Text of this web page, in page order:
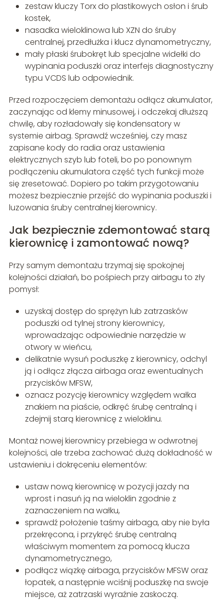
zestaw kluczy Torx do plastikowych osłon i śrub
kostek,
nasadka wieloklinowa lub XZN do śruby
centralnej, przedłużka i klucz dynamometryczny,
mały płaski śrubokręt lub specjalne widełki do
wypinania poduszki oraz interfejs diagnostyczny
typu VCDS lub odpowiednik.
Przed rozpoczęciem demontażu odłącz akumulator,
zaczynając od klemy minusowej, i odczekaj dłuższą
chwilę, aby rozładowały się kondensatory w
systemie airbag. Sprawdź wcześniej, czy masz
zapisane kody do radia oraz ustawienia
elektrycznych szyb lub foteli, bo po ponownym
podłączeniu akumulatora część tych funkcji może
się zresetować. Dopiero po takim przygotowaniu
możesz bezpiecznie przejść do wypinania poduszki i
luzowania śruby centralnej kierownicy.
Jak bezpiecznie zdemontować starą
kierownicę i zamontować nową?
Przy samym demontażu trzymaj się spokojnej
kolejności działań, bo pośpiech przy airbagu to zły
pomysł:
uzyskaj dostęp do sprężyn lub zatrzasków
poduszki od tylnej strony kierownicy,
wprowadzając odpowiednie narzędzie w
otwory w wieńcu,
delikatnie wysuń poduszkę z kierownicy, odchyl
ją i odłącz złącza airbaga oraz ewentualnych
przycisków MFSW,
oznacz pozycję kierownicy względem wałka
znakiem na piaście, odkręć śrubę centralną i
zdejmij starą kierownicę z wieloklinu.
Montaż nowej kierownicy przebiega w odwrotnej
kolejności, ale trzeba zachować dużą dokładność w
ustawieniu i dokręceniu elementów:
ustaw nową kierownicę w pozycji jazdy na
wprost i nasuń ją na wieloklin zgodnie z
zaznaczeniem na wałku,
sprawdź położenie taśmy airbaga, aby nie była
przekręcona, i przykręć śrubę centralną
właściwym momentem za pomocą klucza
dynamometrycznego,
podłącz wiązkę airbaga, przycisków MFSW oraz
łopatek, a następnie wciśnij poduszkę na swoje
miejsce, aż zatrzaski wyraźnie zaskoczą.